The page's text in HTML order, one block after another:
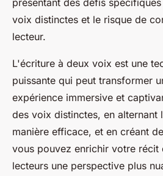
présentant des défis
voix distinctes et le risque de
lecteur.
L'écriture à deux voix est une
puissante qui peut transformer
expérience immersive et
des voix distinctes, en alternant
manière efficace, et en créant
vous pouvez enrichir votre récit
lecteurs une perspective plus